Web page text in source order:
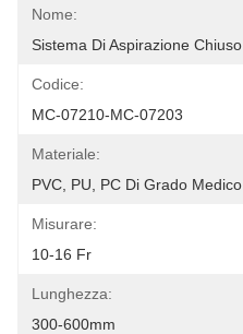
Nome:
Sistema Di Aspirazione Chiuso
Codice:
MC-07210-MC-07203
Materiale:
PVC, PU, PC Di Grado Medico
Misurare:
10-16 Fr
Lunghezza:
300-600mm